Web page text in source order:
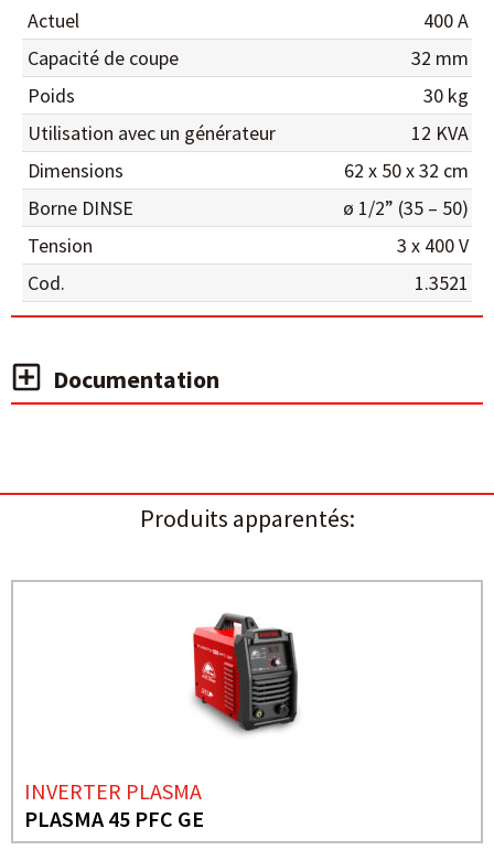
Actuel
400 A
Capacité de coupe
32 mm
Poids
30 kg
Utilisation avec un générateur
12 KVA
Dimensions
62 x 50 x 32 cm
Borne DINSE
ø 1/2” (35 – 50)
Tension
3 x 400 V
Cod.
1.3521
Documentation
Produits apparentés:
INVERTER PLASMA
PLASMA 45 PFC GE